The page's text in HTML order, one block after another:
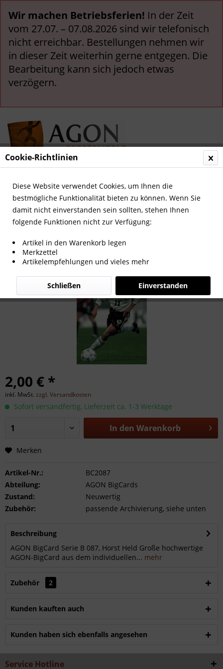
Wir machen Betriebsferien! In der Zeit
vom 27.07. – 07.08.2026 sind wir telefonisch
nicht erreichbar. Bestellungen nehmen wir
in dieser Zeit weiterhin gerne entgegen. Die
Bearbeitung kann sich jedoch etwas
verzögern.
Menü
Übersicht Deutsche Nationalspieler
2,00 € *
inkl. MwSt. zzgl. Versandkosten
Sofort versandfertig, Lieferzeit ca. 1-3 Werktage
In den Warenkorb
Merken
Artikel-Nr.:
BC2087
Abteilung:
AGON BigCards
Zustand:
Neuwertig
Zubehör:
passende Archivierung, siehe unten
Beschreibung
AGON BigCard Serie B 087, Horst Held Große hochwertige
AGON-BigCard aus dem individuellen... mehr
Zubehör 2
Kunden kauften auch
Kunden haben sich ebenfalls angesehen
Service Hotline
Cookie-Richtlinien
Diese Website verwendet Cookies, um Ihnen die
bestmögliche Funktionalität bieten zu können. Wenn Sie
damit nicht einverstanden sein sollten, stehen Ihnen
folgende Funktionen nicht zur Verfügung:
Artikel in den Warenkorb legen
Merkzettel
Artikelempfehlungen und vieles mehr
Einverstanden
Schließen